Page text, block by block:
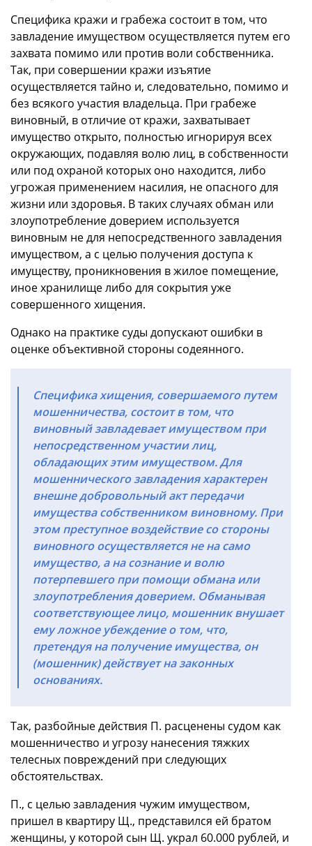
Специфика кражи и грабежа состоит в том, что
завладение имуществом осуществляется путем его
захвата помимо или против воли собственника.
Так, при совершении кражи изъятие
осуществляется тайно и, следовательно, помимо и
без всякого участия владельца. При грабеже
виновный, в отличие от кражи, захватывает
имущество открыто, полностью игнорируя всех
окружающих, подавляя волю лиц, в собственности
или под охраной которых оно находится, либо
угрожая применением насилия, не опасного для
жизни или здоровья. В таких случаях обман или
злоупотребление доверием используется
виновным не для непосредственного завладения
имуществом, а с целью получения доступа к
имуществу, проникновения в жилое помещение,
иное хранилище либо для сокрытия уже
совершенного хищения.
Однако на практике суды допускают ошибки в
оценке объективной стороны содеянного.
Специфика хищения, совершаемого путем
мошенничества, состоит в том, что
виновный завладевает имуществом при
непосредственном участии лиц,
обладающих этим имуществом. Для
мошеннического завладения характерен
внешне добровольный акт передачи
имущества собственником виновному. При
этом преступное воздействие со стороны
виновного осуществляется не на само
имущество, а на сознание и волю
потерпевшего при помощи обмана или
злоупотребления доверием. Обманывая
соответствующее лицо, мошенник внушает
ему ложное убеждение о том, что,
претендуя на получение имущества, он
(мошенник) действует на законных
основаниях.
Так, разбойные действия П. расценены судом как
мошенничество и угрозу нанесения тяжких
телесных повреждений при следующих
обстоятельствах.
П., с целью завладения чужим имуществом,
пришел в квартиру Щ., представился ей братом
женщины, у которой сын Щ. украл 60.000 рублей, и